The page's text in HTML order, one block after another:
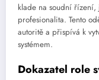
klade na soudní řízení,
profesionalita. Tento
autoritě a přispívá k
systémem.
Dokazatel role